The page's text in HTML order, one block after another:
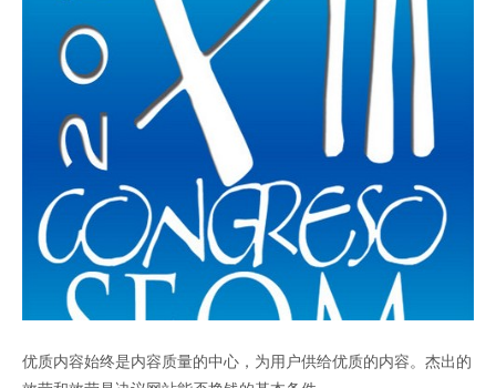
优质内容始终是内容质量的中心，为用户供给优质的内容。杰出的